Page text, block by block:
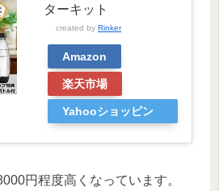
ターキット
created by Rinker
Amazon
楽天市場
Yahooショッピン
円程度高くなっています。